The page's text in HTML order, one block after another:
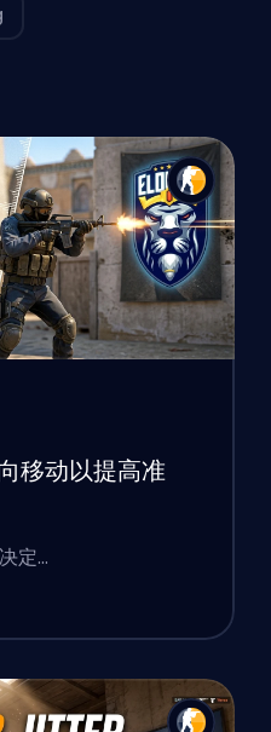
移动以提高准
定…